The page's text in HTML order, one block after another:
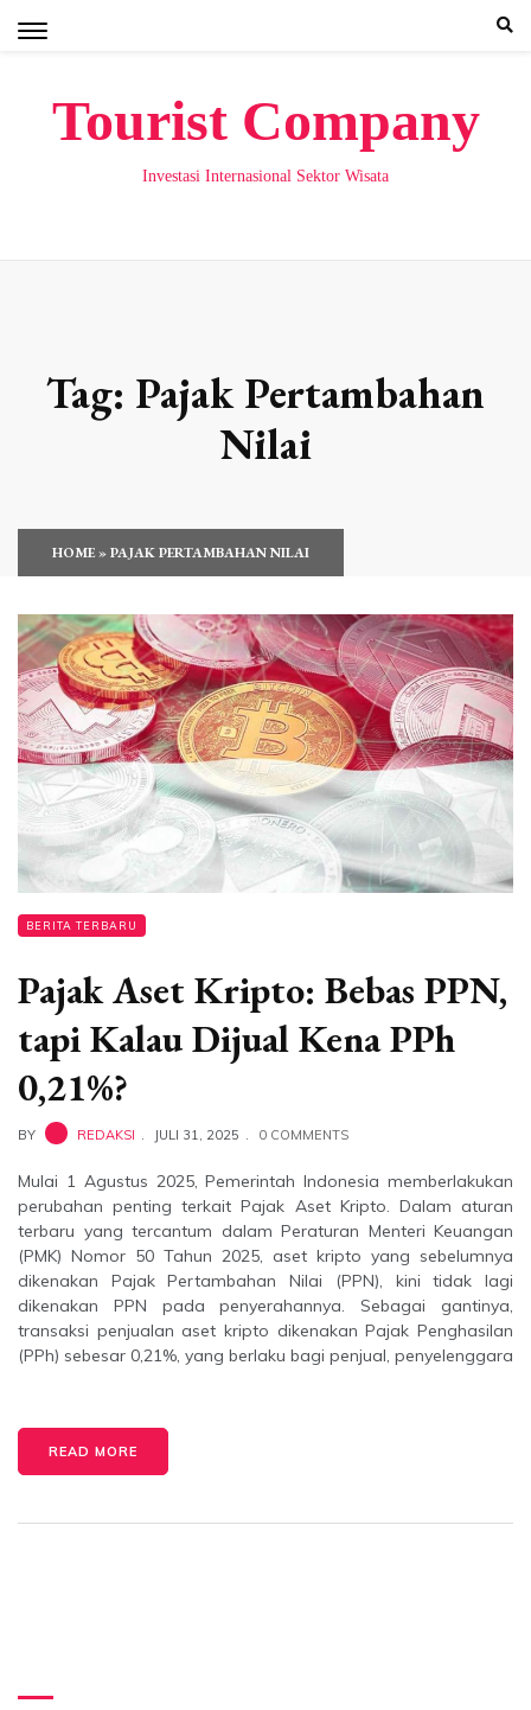
Tourist Company
Investasi Internasional Sektor Wisata
Tag: Pajak Pertambahan
Nilai
HOME»PAJAK PERTAMBAHAN NILAI
BERITA TERBARU
Pajak Aset Kripto: Bebas PPN,
tapi Kalau Dijual Kena PPh
0,21%?
BY REDAKSI JULI 31, 2025 0 COMMENTS
Mulai 1 Agustus 2025, Pemerintah Indonesia memberlakukan
perubahan penting terkait Pajak Aset Kripto. Dalam aturan
terbaru yang tercantum dalam Peraturan Menteri Keuangan
(PMK) Nomor 50 Tahun 2025, aset kripto yang sebelumnya
dikenakan Pajak Pertambahan Nilai (PPN), kini tidak lagi
dikenakan PPN pada penyerahannya. Sebagai gantinya,
transaksi penjualan aset kripto dikenakan Pajak Penghasilan
(PPh) sebesar 0,21%, yang berlaku bagi penjual, penyelenggara
READ MORE